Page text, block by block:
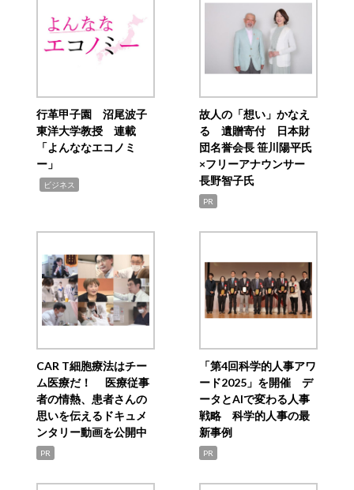
行革甲子園 沼尾波子
東洋大学教授 連載
「よんななエコノミ
ー」
ビジネス
故人の「想い」かなえ
る 遺贈寄付 日本財
団名誉会長 笹川陽平氏
×フリーアナウンサー
長野智子氏
PR
CAR T細胞療法はチー
ム医療だ！ 医療従事
者の情熱、患者さんの
思いを伝えるドキュメ
ンタリー動画を公開中
PR
「第4回科学的人事アワ
ード2025」を開催 デ
ータとAIで変わる人事
戦略 科学的人事の最
新事例
PR